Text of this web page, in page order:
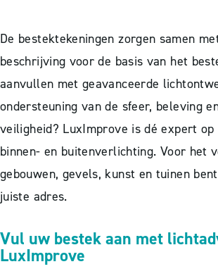
De bestektekeningen zorgen samen
beschrijving voor de basis van het
aanvullen met geavanceerde
ondersteuning van de sfeer, beleving
veiligheid? LuxImprove is dé expert
binnen- en buitenverlichting. Voor het
gebouwen, gevels, kunst en tuinen
juiste adres.
Vul uw bestek aan met
LuxImprove